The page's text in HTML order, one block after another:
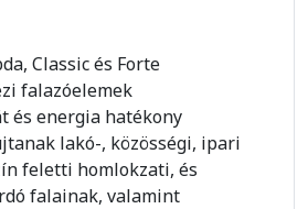
Classic és Forte
falazóelemek
és energia hatékony
lakó-, közösségi, ipari
feletti homlokzati, és
falainak, valamint